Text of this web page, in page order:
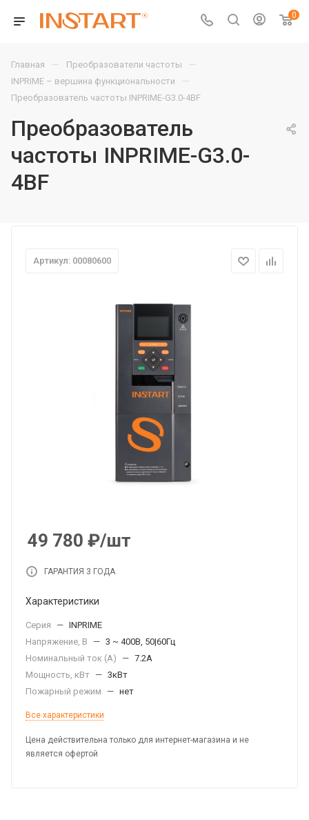
0
Главная — Преобразователи частоты —
INPRIME – вершина функциональности —
Преобразователь частоты INPRIME-G3.0-4BF
Преобразователь
частоты INPRIME-G3.0-
4BF
Артикул: 00080600
49 780 ₽/шт
ГАРАНТИЯ 3 ГОДА
Характеристики
Серия — INPRIME
Напряжение, В
— 3 ~ 400В, 50|60Гц
Номинальный ток (А)
— 7.2А
Мощность, кВт — 3кВт
Пожарный режим
— нет
Все характеристики
Цена действительна только для интернет-магазина и не
является офертой